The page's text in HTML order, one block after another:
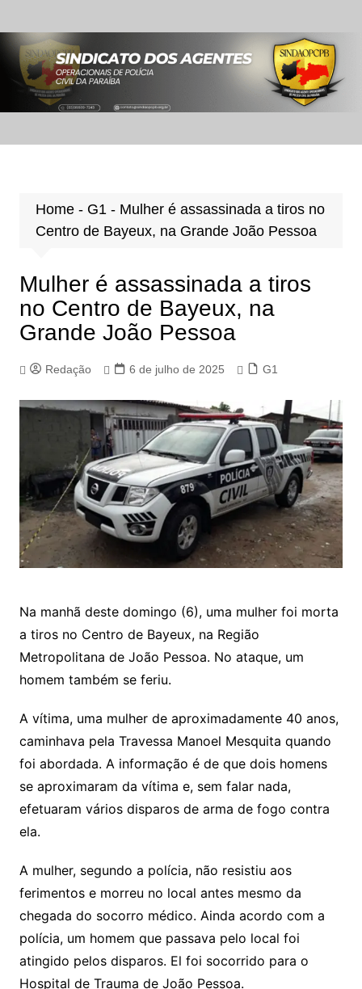
para
conteúdo
Home- G1 - Mulher é assassinada a tiros no
Centro de Bayeux, na Grande João Pessoa
Mulher é assassinada a tiros
no Centro de Bayeux, na
Grande João Pessoa
Redação 6 de julho de 2025 G1
Na manhã deste domingo (6), uma mulher foi morta
a tiros no Centro de Bayeux, na Região
Metropolitana de João Pessoa. No ataque, um
homem também se feriu.
A vítima, uma mulher de aproximadamente 40 anos,
caminhava pela Travessa Manoel Mesquita quando
foi abordada. A informação é de que dois homens
se aproximaram da vítima e, sem falar nada,
efetuaram vários disparos de arma de fogo contra
ela.
A mulher, segundo a polícia, não resistiu aos
ferimentos e morreu no local antes mesmo da
chegada do socorro médico. Ainda acordo com a
polícia, um homem que passava pelo local foi
atingido pelos disparos. El foi socorrido para o
Hospital de Trauma de João Pessoa.